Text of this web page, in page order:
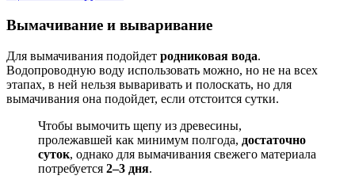
Вымачивание и вываривание
Для вымачивания подойдет родниковая вода.
Водопроводную воду использовать можно, но не на всех
этапах, в ней нельзя вываривать и полоскать, но для
вымачивания она подойдет, если отстоится сутки.
Чтобы вымочить щепу из древесины,
пролежавшей как минимум полгода, достаточно
суток, однако для вымачивания свежего материала
потребуется 2–3 дня.